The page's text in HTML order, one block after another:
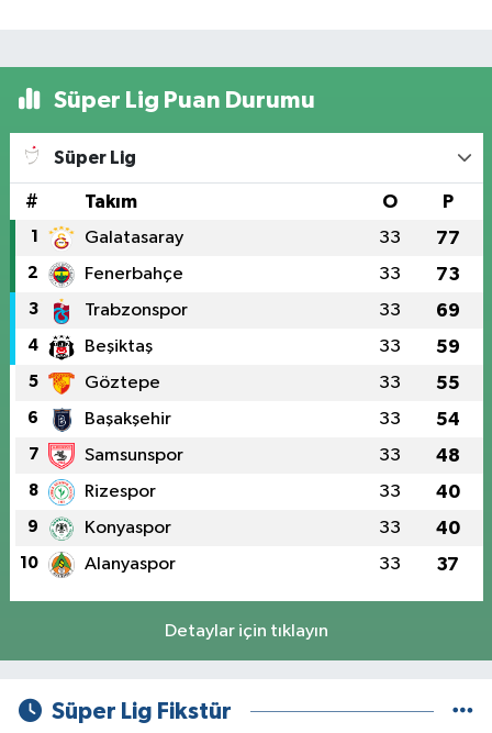
Süper Lig Puan Durumu
Süper Lig
# Takım O P
1 Galatasaray 33 77
2 Fenerbahçe 33 73
3 Trabzonspor 33 69
4 Beşiktaş 33 59
5 Göztepe 33 55
6 Başakşehir 33 54
7 Samsunspor 33 48
8 Rizespor 33 40
9 Konyaspor 33 40
10 Alanyaspor 33 37
Detaylar için tıklayın
Süper Lig Fikstür